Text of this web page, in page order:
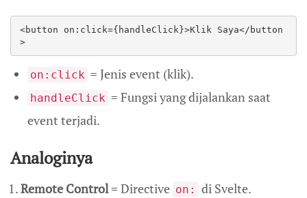
<button on:click={handleClick}>Klik Saya</button
>
on:click = Jenis event (klik).
handleClick = Fungsi yang dijalankan saat
event terjadi.
Analoginya
Remote Control= Directive on:
di Svelte.